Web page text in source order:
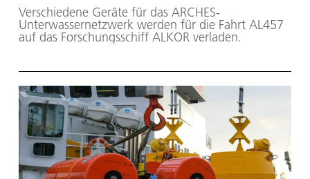
Verschiedene Geräte für das ARCHES-
Unterwassernetzwerk werden für die Fahrt AL457
auf das Forschungsschiff ALKOR verladen.